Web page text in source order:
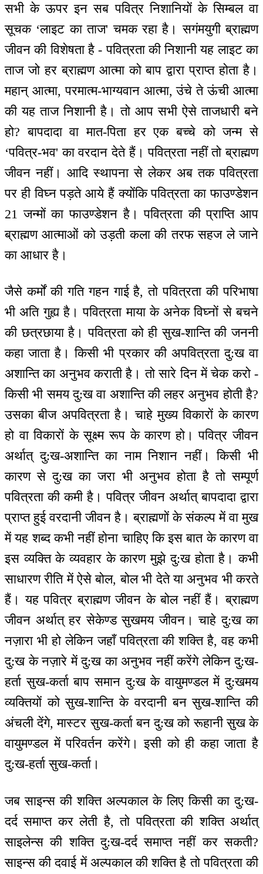
सभी के ऊपर इन सब पवित्र निशानियों के सिम्बल वा
सूचक ‘लाइट का ताज' चमक रहा है। सगंमयुगी ब्राह्मण
जीवन की विशेषता है - पवित्रता की निशानी यह लाइट का
ताज जो हर ब्राह्मण आत्मा को बाप द्वारा प्राप्त होता है।
महान् आत्मा, परमात्म-भाग्यवान आत्मा, उंचे ते ऊंची आत्मा
की यह ताज निशानी है। तो आप सभी ऐसे ताजधारी बने
हो? बापदादा वा मात-पिता हर एक बच्चे को जन्म से
‘पवित्र-भव' का वरदान देते हैं। पवित्रता नहीं तो ब्राह्मण
जीवन नहीं। आदि स्थापना से लेकर अब तक पवित्रता
पर ही विघ्न पड़ते आये हैं क्योंकि पवित्रता का फाउण्डेशन
21 जन्मों का फाउण्डेशन है। पवित्रता की प्राप्ति आप
ब्राह्मण आत्माओं को उड़ती कला की तरफ सहज ले जाने
का आधार है।
जैसे कर्मों की गति गहन गाई है, तो पवित्रता की परिभाषा
भी अति गुह्य है। पवित्रता माया के अनेक विघ्नों से बचने
की छत्रछाया है। पवित्रता को ही सुख-शान्ति की जननी
कहा जाता है। किसी भी प्रकार की अपवित्रता दु:ख वा
अशान्ति का अनुभव कराती है। तो सारे दिन में चेक करो -
किसी भी समय दु:ख वा अशान्ति की लहर अनुभव होती है?
उसका बीज अपवित्रता है। चाहे मुख्य विकारों के कारण
हो वा विकारों के सूक्ष्म रूप के कारण हो। पवित्र जीवन
अर्थात् दु:ख-अशान्ति का नाम निशान नहीं। किसी भी
कारण से दु:ख का जरा भी अनुभव होता है तो सम्पूर्ण
पवित्रता की कमी है। पवित्र जीवन अर्थात् बापदादा द्वारा
प्राप्त हुई वरदानी जीवन है। ब्राह्मणों के संकल्प में वा मुख
में यह शब्द कभी नहीं होना चाहिए कि इस बात के कारण वा
इस व्यक्ति के व्यवहार के कारण मुझे दु:ख होता है। कभी
साधारण रीति में ऐसे बोल, बोल भी देते या अनुभव भी करते
हैं। यह पवित्र ब्राह्मण जीवन के बोल नहीं हैं। ब्राह्मण
जीवन अर्थात् हर सेकेण्ड सुखमय जीवन। चाहे दु:ख का
नज़ारा भी हो लेकिन जहाँ पवित्रता की शक्ति है, वह कभी
दु:ख के नज़ारे में दु:ख का अनुभव नहीं करेंगे लेकिन दु:ख-
हर्ता सुख-कर्ता बाप समान दु:ख के वायुमण्डल में दु:खमय
व्यक्तियों को सुख-शान्ति के वरदानी बन सुख-शान्ति की
अंचली देंगे, मास्टर सुख-कर्ता बन दु:ख को रूहानी सुख के
वायुमण्डल में परिवर्तन करेंगे। इसी को ही कहा जाता है
दु:ख-हर्ता सुख-कर्ता।
जब साइन्स की शक्ति अल्पकाल के लिए किसी का दु:ख-
दर्द समाप्त कर लेती है, तो पवित्रता की शक्ति अर्थात्
साइलेन्स की शक्ति दु:ख-दर्द समाप्त नहीं कर सकती?
साइन्स की दवाई में अल्पकाल की शक्ति है तो पवित्रता की